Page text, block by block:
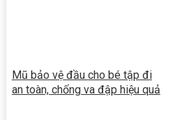
Mũ bảo vệ đầu cho bé tập đi
an toàn, chống va đập hiệu quả